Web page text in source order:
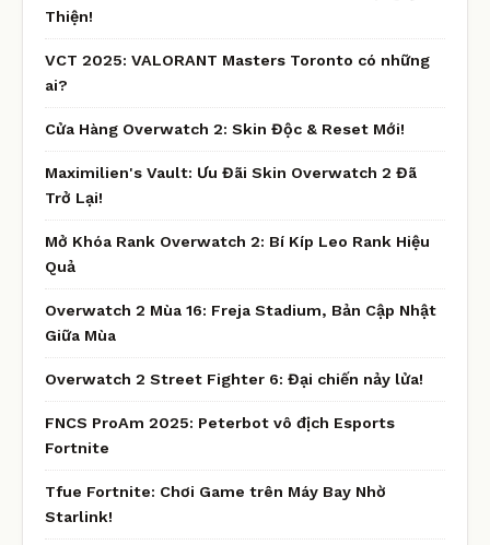
Thiện!
VCT 2025: VALORANT Masters Toronto có những
ai?
Cửa Hàng Overwatch 2: Skin Độc & Reset Mới!
Maximilien's Vault: Ưu Đãi Skin Overwatch 2 Đã
Trở Lại!
Mở Khóa Rank Overwatch 2: Bí Kíp Leo Rank Hiệu
Quả
Overwatch 2 Mùa 16: Freja Stadium, Bản Cập Nhật
Giữa Mùa
Overwatch 2 Street Fighter 6: Đại chiến nảy lửa!
FNCS ProAm 2025: Peterbot vô địch Esports
Fortnite
Tfue Fortnite: Chơi Game trên Máy Bay Nhờ
Starlink!